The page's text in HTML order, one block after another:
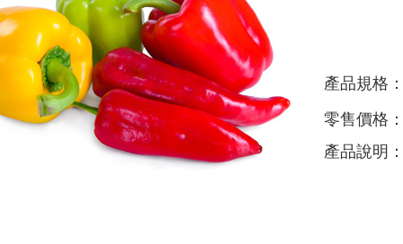
產品規格
零售價格
產品說明